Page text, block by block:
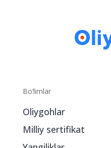
Bo‘limlar
Oliygohlar
Milliy sertifikat